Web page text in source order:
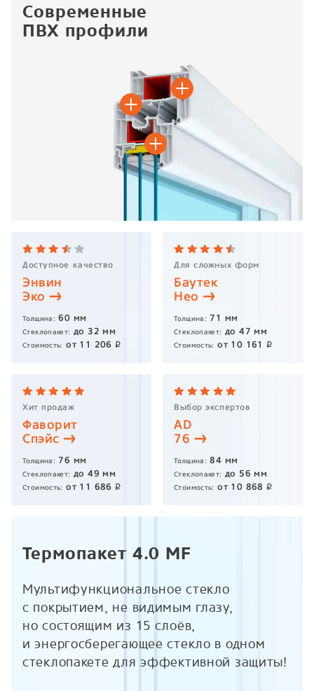
Доступное качество
Энвин
Эко
Толщина: 60 мм
Стеклопакет: до 32 мм
Стоимость: от 11 206 p
Для сложных форм
Баутек
Нео
Толщина: 71 мм
Стеклопакет: до47 мм
Стоимость: от 10 161 p
Хит продаж
Фаворит
Спэйс
Толщина: 76 мм
Стеклопакет: до49 мм
Стоимость: от 11 686 p
Выбор экспертов
AD
76
Толщина: 84 мм
Стеклопакет: до 56 мм
Стоимость: от 10 868 p
Современные
ПВХ профили
Термопакет 4.0 MF
Мультифункциональное стекло
с покрытием, не видимым глазу,
но состоящим из 15 слоёв,
и энергосберегающее стекло в одном
стеклопакете для эффективной защиты!